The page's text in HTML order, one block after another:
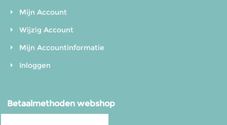
Mijn Account
Wijzig Account
Mijn Accountinformatie
Inloggen
Betaalmethoden webshop